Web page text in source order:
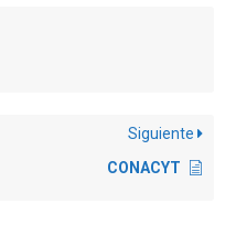
Siguiente
CONACYT